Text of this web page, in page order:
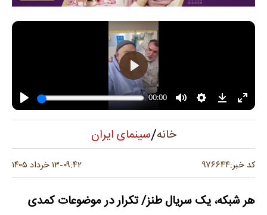
خانه/سینمای ایران
کد خبر:۹۷۶۶۴۴ ۰۹:۴۲-۱۳ خرداد ۱۴۰۵
هر شبکه، یک سریال طنز/ تکرار در موضوعات کمدی